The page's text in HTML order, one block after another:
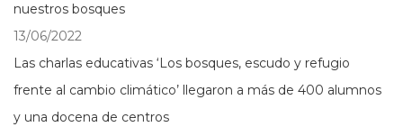
nuestros bosques
13/06/2022
Las charlas educativas ‘Los bosques, escudo y refugio
frente al cambio climático’ llegaron a más de 400 alumnos
y una docena de centros